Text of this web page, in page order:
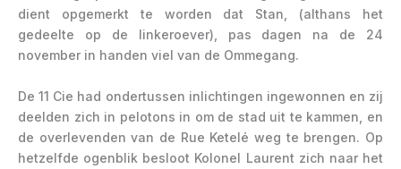
dient opgemerkt te worden dat Stan, (althans het
gedeelte op de linkeroever), pas dagen na de 24
november in handen viel van de Ommegang.
De 11 Cie had ondertussen inlichtingen ingewonnen en zij
deelden zich in pelotons in om de stad uit te kammen, en
de overlevenden van de Rue Ketelé weg te brengen. Op
hetzelfde ogenblik besloot Kolonel Laurent zich naar het